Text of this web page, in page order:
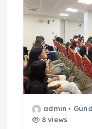
admin
8 views